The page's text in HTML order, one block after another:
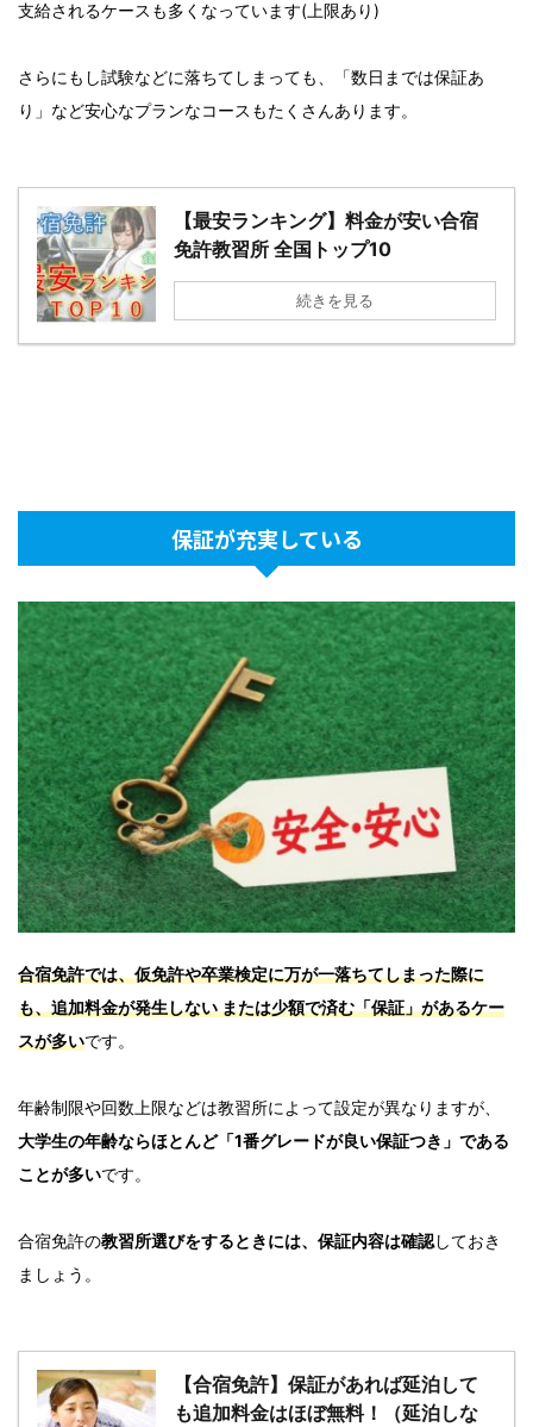
支給されるケースも多くなっています(上限あり)
さらにもし試験などに落ちてしまっても、「数日までは保証あ
り」など安心なプランなコースもたくさんあります。
【最安ランキング】料金が安い合宿
免許教習所 全国トップ10
続きを見る
保証が充実している
合宿免許では、仮免許や卒業検定に万が一落ちてしまった際に
も、追加料金が発生しない または少額で済む「保証」があるケー
スが多いです。
年齢制限や回数上限などは教習所によって設定が異なりますが、
大学生の年齢ならほとんど「1番グレードが良い保証つき」である
ことが多いです。
合宿免許の教習所選びをするときには、保証内容は確認しておき
ましょう。
【合宿免許】保証があれば延泊して
も追加料金はほぼ無料！（延泊しな